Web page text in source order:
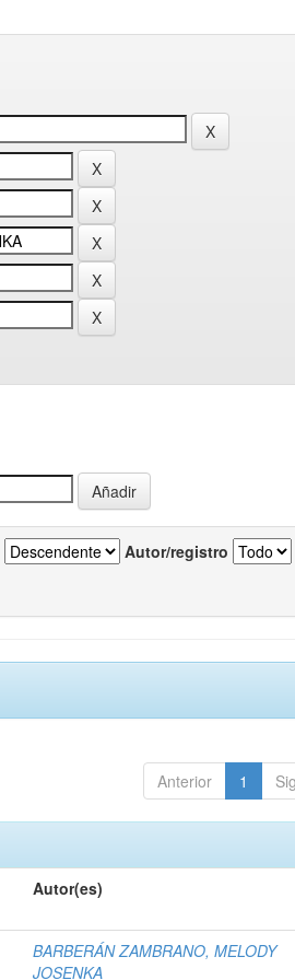
Autor/registro
Anterior 1
Autor(es)
BARBERÁN ZAMBRANO, MELODY
JOSENKA